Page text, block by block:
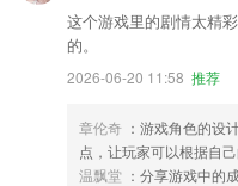
这个游戏里的剧情太精
的。
2026-06-20 11:58 推荐
章伦奇 ：游戏角色的设
点，让玩家可以根据自
温飘堂 ：分享游戏中的